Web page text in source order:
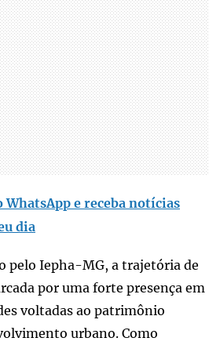
WhatsApp e receba notícias
dia
pelo Iepha-MG, a trajetória de
por uma forte presença em
voltadas ao patrimônio
urbano. Como